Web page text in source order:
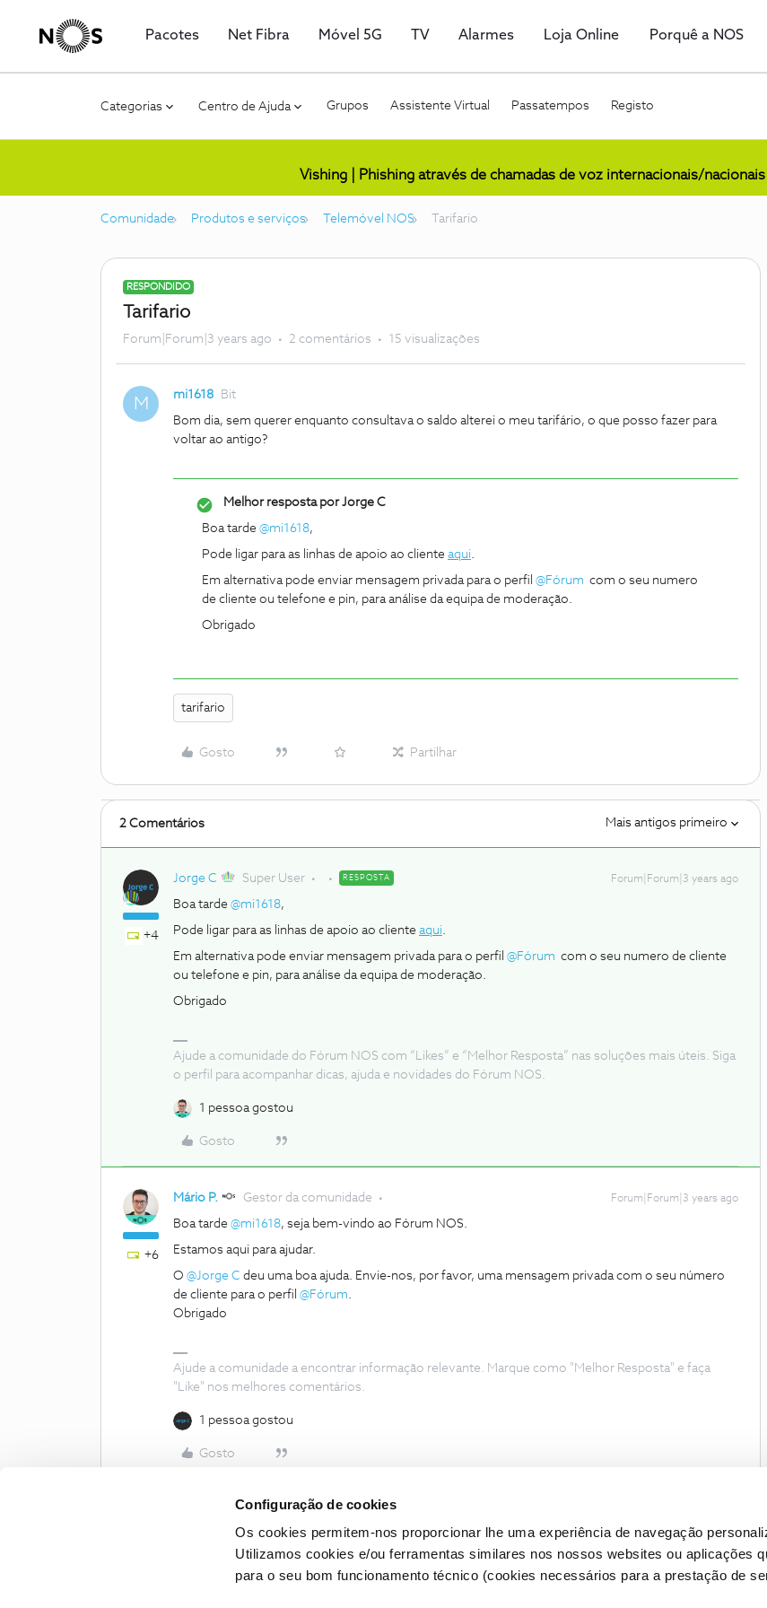
Configuração de cookies
Os cookies permitem-nos proporcionar lhe uma experiência de navegação
Utilizamos cookies e/ou ferramentas similares nos nossos websites ou aplicações
para o seu bom funcionamento técnico (cookies necessários para a prestação de
Pacotes Net Fibra Móvel 5G TV Alarmes Loja Online Porquê a NOS
Categorias Centro de Ajuda Grupos Assistente Virtual Passatempos Registo
Vishing | Phishing através de chamadas de voz internacionais/nacionais
Comunidade Produtos e serviços Telemóvel NOS Tarifario
RESPONDIDO
Tarifario
Forum|Forum|3 years ago 2 comentários 15 visualizações
M mi1618 Bit
Bom dia, sem querer enquanto consultava o saldo alterei o meu tarifário, o que posso fazer para
voltar ao antigo?
Melhor resposta porJorge C
Boa tarde @mi1618,
Pode ligar para as linhas de apoio ao cliente aqui.
Em alternativa pode enviar mensagem privada para o perfil @Fórum com o seu numero
de cliente ou telefone e pin, para análise da equipa de moderação.
Obrigado
tarifario
Gosto Partilhar
2 Comentários Mais antigos primeiro
+4
Jorge C Super User RESPOSTA Forum|Forum|3 years ago
Boa tarde @mi1618,
Pode ligar para as linhas de apoio ao cliente aqui.
Em alternativa pode enviar mensagem privada para o perfil @Fórum com o seu numero de cliente
ou telefone e pin, para análise da equipa de moderação.
Obrigado
Ajude a comunidade do Fórum NOS com “Likes” e “Melhor Resposta” nas soluções mais úteis. Siga
o perfil para acompanhar dicas, ajuda e novidades do Fórum NOS.
1 pessoa gostou
Gosto
+6
Mário P. Gestor da comunidade Forum|Forum|3 years ago
Boa tarde @mi1618, seja bem-vindo ao Fórum NOS.
Estamos aqui para ajudar.
O @Jorge C deu uma boa ajuda. Envie-nos, por favor, uma mensagem privada com o seu número
de cliente para o perfil @Fórum.
Obrigado
Ajude a comunidade a encontrar informação relevante. Marque como "Melhor Resposta" e faça
"Like" nos melhores comentários.
1 pessoa gostou
Gosto